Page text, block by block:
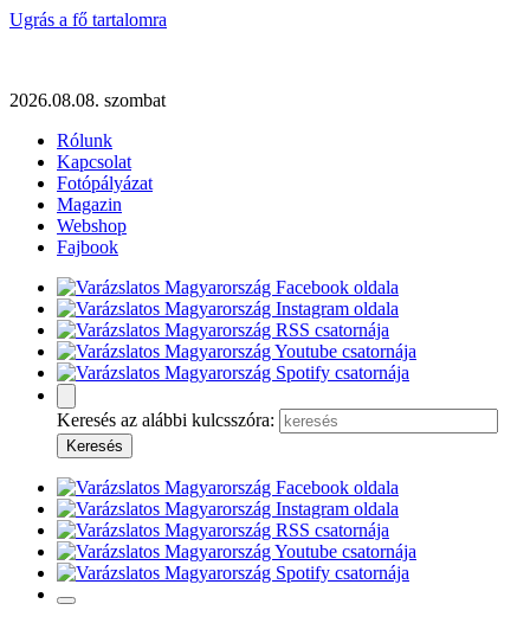
Ugrás a fő tartalomra
2026.08.08. szombat
Rólunk
Kapcsolat
Fotópályázat
Magazin
Webshop
Fajbook
Keresés az alábbi kulcsszóra: